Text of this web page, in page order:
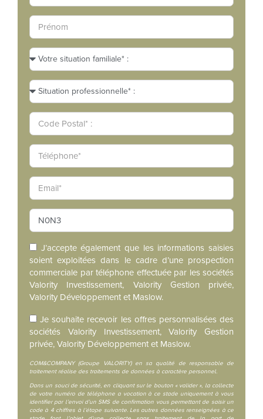
J’accepte également que les informations saisies
soient exploitées dans le cadre d’une prospection
commerciale par téléphone effectuée par les sociétés
Valority Investissement, Valority Gestion privée,
Valority Développement et Maslow.
Je souhaite recevoir les offres personnalisées des
sociétés Valority Investissement, Valority Gestion
privée, Valority Développement et Maslow.
COM&COMPANY (Groupe VALORITY) en sa qualité de responsable de
traitement réalise des traitements de données à caractère personnel.
Dans un souci de sécurité, en cliquant sur le bouton « valider », la collecte
de votre numéro de téléphone a vocation à ce stade uniquement à vous
identifier par l’envoi d’un SMS de confirmation vous permettant de saisir un
code à 4 chiffres à l’étape suivante. Les autres données renseignées à ce